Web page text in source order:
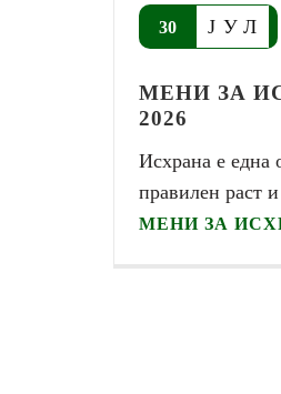
30 ЈУЛ
МЕНИ ЗА
2026
Исхрана е една
правилен раст
МЕНИ ЗА